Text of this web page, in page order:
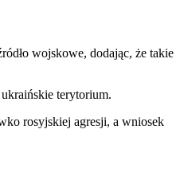
wojskowe, dodając, że takie
terytorium.
rosyjskiej agresji, a wniosek